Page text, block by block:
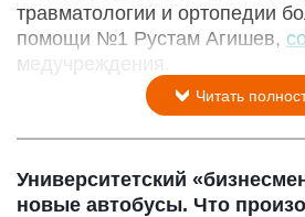
травматологии и ортопедии
помощи №1 Рустам Агишев,
медучреждения.
Читать
Университетский
новые автобусы. Что